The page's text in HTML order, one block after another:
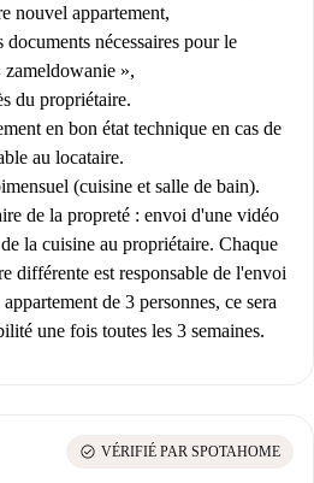
nouvel appartement,
nécessaires pour le
»,
du propriétaire.
en bon état technique en cas de
au locataire.
(cuisine et salle de bain).
de la propreté : envoi d'une vidéo
la cuisine au propriétaire. Chaque
différente est responsable de l'envoi
de 3 personnes, ce sera
une fois toutes les 3 semaines.
check_circle VÉRIFIÉ PAR SPOTAHOME